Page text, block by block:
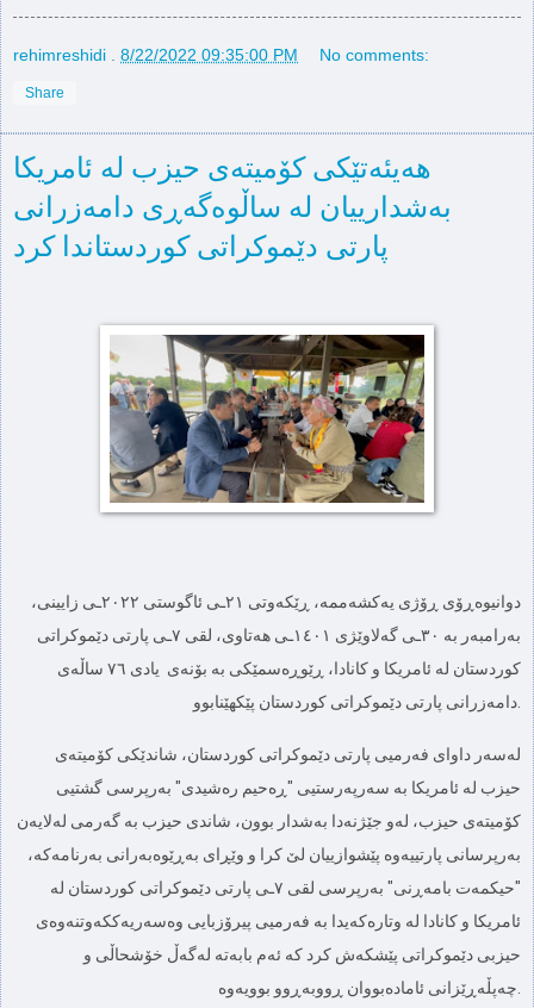
rehimreshidi 8/22/2022 09:35:00 PM No comments:
Share
هەیئەتێکی کۆمیتەی حیزب لە ئامریکا
بەشدارییان لە ساڵوەگەڕی دامەزرانی
پارتی دێموکراتی کوردستاندا کرد
دوانیوەڕۆی ڕۆژی یەکشەممە، ڕێکەوتی ٢١ـی ئاگوستی ٢٠٢٢ـی زایینی،
بەرامبەر بە ٣٠ـی گەلاوێژی ١٤٠١ـی هەتاوی، لقی ٧ـی پارتی دێموکراتی
کوردستان لە ئامریکا و کانادا، ڕێوڕەسمێكی بە بۆنەی یادی ٧٦ ساڵەی
لەسەر داوای فەرمیی پارتی دێموکراتی کوردستان، شاندێکی کۆمیتەی
حیزب لە ئامریکا بە سەرپەرستیی "ڕەحیم رەشیدی" بەرپرسی گشتیی
کۆمیتەی حیزب، لەو جێژنەدا بەشدار بوون، شاندی حیزب بە گەرمی لەلایەن
بەرپرسانی پارتییەوە پێشوازییان لێ كرا و وێڕای بەڕێوەبەرانی بەرنامەکە،
"حیکمەت بامەڕنی" بەرپرسی لقی ٧ـی پارتی دێموکراتی کوردستان لە
ئامریکا و کانادا لە وتارەکەیدا بە فەرمیی پیرۆزبایی وەسەریەککەوتنەوەی
حیزبی دێموکراتی پێشکەش کرد کە ئەم بابەتە لەگەڵ خۆشحاڵی و